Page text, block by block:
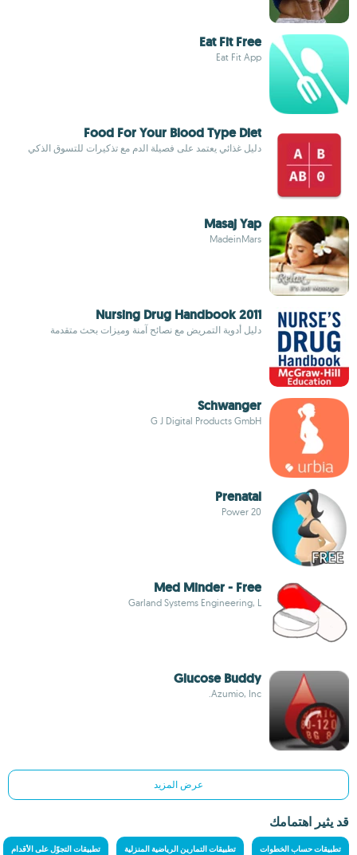
Eat Fit Free
Eat Fit App
Food For Your Blood Type Diet
دليل غذائي يعتمد على فصيلة الدم مع تذكيرات للتسوق الذكي
Masaj Yap
MadeinMars
Nursing Drug Handbook 2011
دليل أدوية التمريض مع نصائح آمنة وميزات بحث متقدمة
Schwanger
G J Digital Products GmbH
Prenatal
Power 20
Med Minder - Free
Garland Systems Engineering, L
Glucose Buddy
Azumio, Inc.
عرض المزيد
قد يثير اهتمامك
تطبيقات حساب الخطوات تطبيقات التمارين الرياضية المنزلية تطبيقات التجوّل على الأقدام